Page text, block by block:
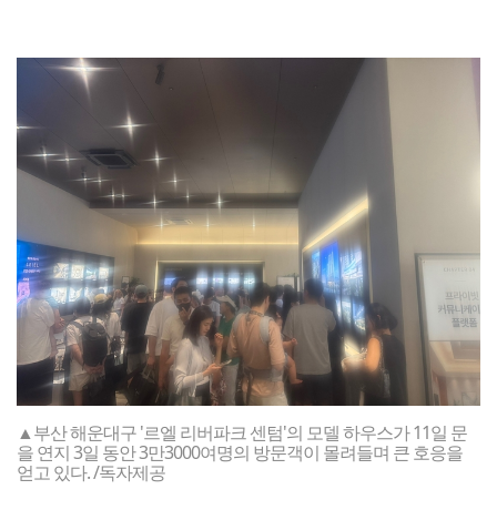
▲부산 해운대구 '르엘 리버파크 센텀'의 모델 하우스가 11일 문
을 연지 3일 동안 3만3000여명의 방문객이 몰려들며 큰 호응을
얻고 있다. /독자제공